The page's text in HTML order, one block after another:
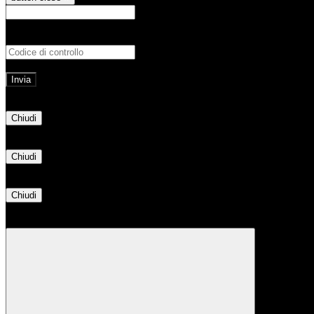
Chiudi
Chiudi
Chiudi